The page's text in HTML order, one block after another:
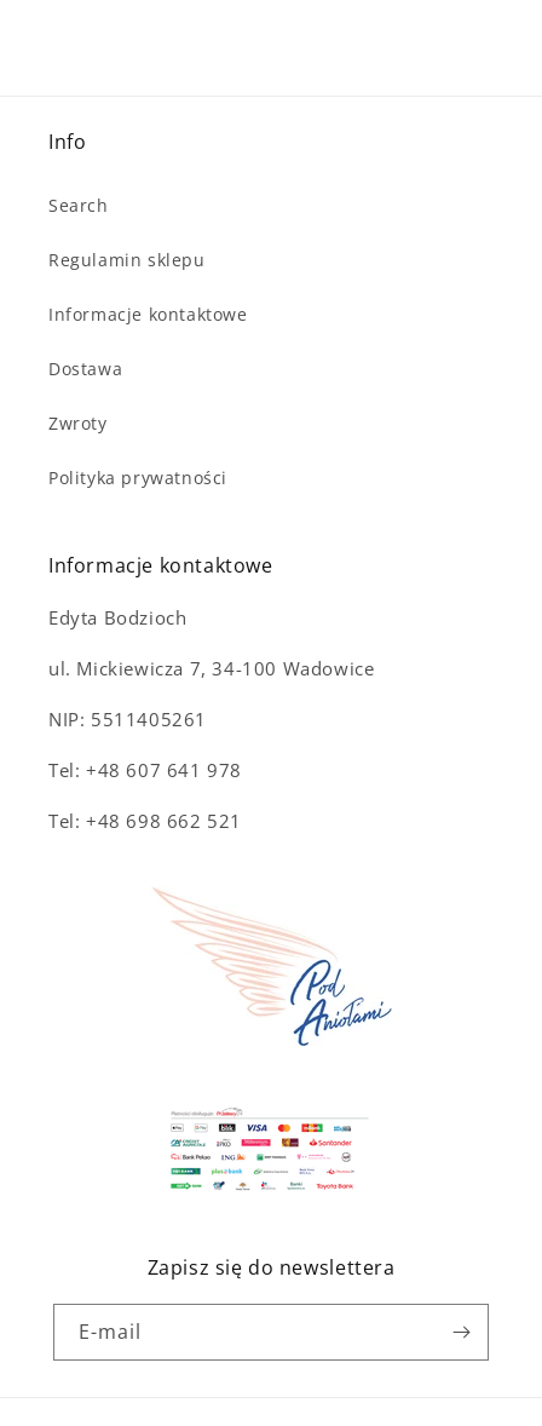
Info
Search
Regulamin sklepu
Informacje kontaktowe
Dostawa
Zwroty
Polityka prywatności
Informacje kontaktowe
Edyta Bodzioch
ul. Mickiewicza 7, 34-100 Wadowice
NIP: 5511405261
Tel: +48 607 641 978
Tel: +48 698 662 521
Zapisz się do newslettera
E-mail
Notifier